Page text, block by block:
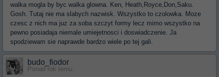
walka mogla by byc walka glowna. Ken, Heath,Royce,Don,Saku.
Gosh. Tutaj nie ma slabych nazwisk. Wszystko to czolowka. Moze
czesc z nich ma juz za soba szczyt formy lecz mimo wszystko na
pewno posiadaja niemale umiejetnosci i doswiadczenie. Ja
spodziewam sie naprawde bardzo wiele po tej gali.
budo_fiodor
Ponad rok temu